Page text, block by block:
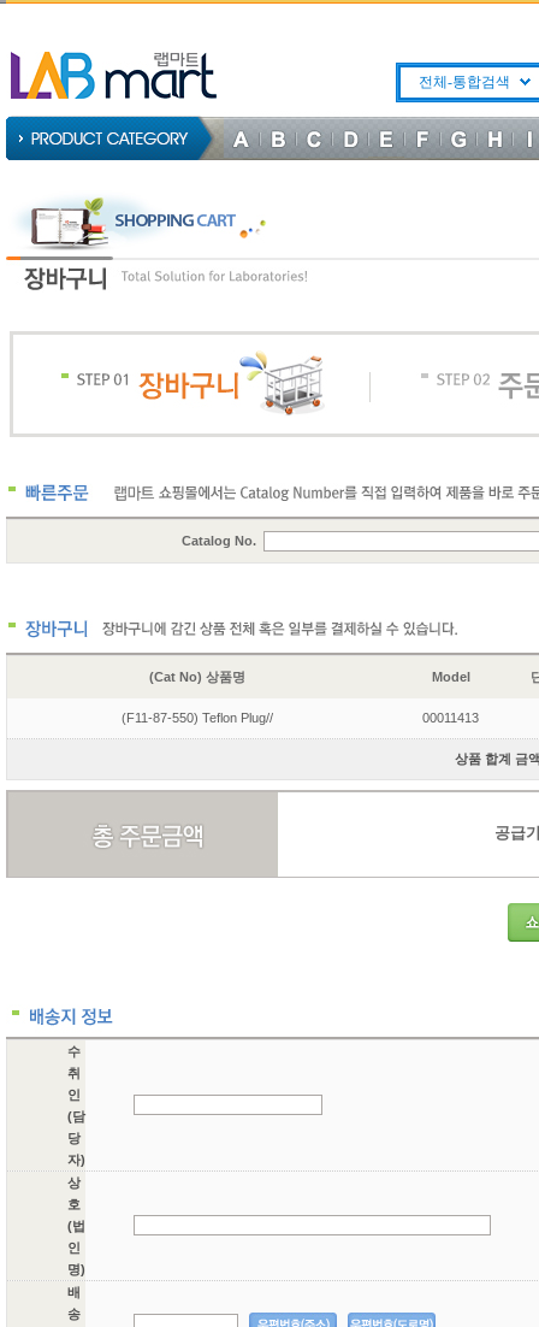
전체-통합검색
Catalog No.
(Cat No) 상품명 Model
(F11-87-550) Teflon Plug// 00011413
상품 합계 금
공급
수
취
인
(담
당
자)
상
호
(법
인
명)
배
송